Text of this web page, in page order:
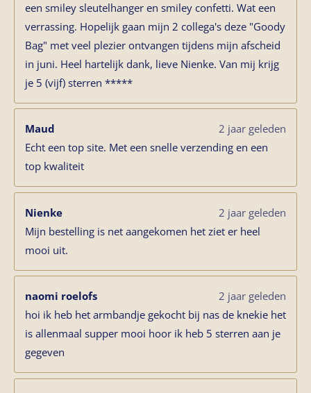
een smiley sleutelhanger en smiley confetti. Wat een
verrassing. Hopelijk gaan mijn 2 collega's deze "Goody
Bag" met veel plezier ontvangen tijdens mijn afscheid
in juni. Heel hartelijk dank, lieve Nienke. Van mij krijg
je 5 (vijf) sterren *****
Maud
2 jaar geleden
Echt een top site. Met een snelle verzending en een
top kwaliteit
Nienke
2 jaar geleden
Mijn bestelling is net aangekomen het ziet er heel
mooi uit.
naomi roelofs
2 jaar geleden
hoi ik heb het armbandje gekocht bij nas de knekie het
is allenmaal supper mooi hoor ik heb 5 sterren aan je
gegeven